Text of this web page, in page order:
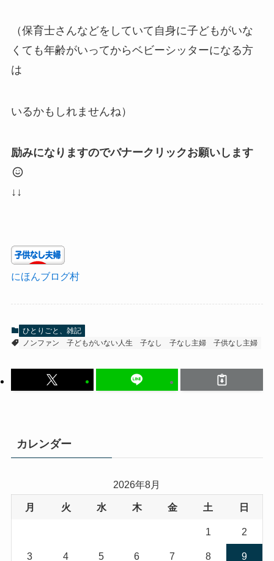
（保育士さんなどをしていて自身に子どもがいな
くても年齢がいってからベビーシッターになる方
は
いるかもしれませんね）
励みになりますのでバナークリックお願いします
↓↓
にほんブログ村
ひとりごと、雑記
ノンファン
子どもがいない人生 子なし 子なし主婦 子供なし主婦
カレンダー
2026年8月
月 火 水 木 金 土 日
1 2
3 4 5 6 7 8 9